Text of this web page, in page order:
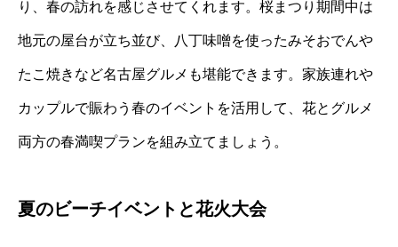
り、春の訪れを感じさせてくれます。桜まつり期間中は
地元の屋台が立ち並び、八丁味噌を使ったみそおでんや
たこ焼きなど名古屋グルメも堪能できます。家族連れや
カップルで賑わう春のイベントを活用して、花とグルメ
両方の春満喫プランを組み立てましょう。
夏のビーチイベントと花火大会